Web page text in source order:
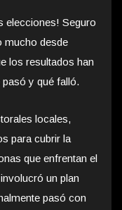
elecciones! Seguro
mucho desde
los resultados han
y qué falló.
locales,
para cubrir la
que enfrentan el
un plan
pasó con